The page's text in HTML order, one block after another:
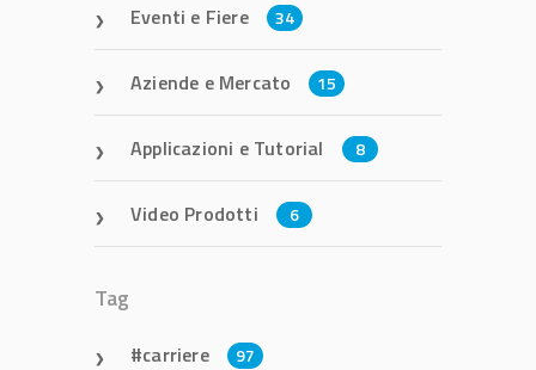
Eventi e Fiere 34
Aziende e Mercato 15
Applicazioni e Tutorial 8
Video Prodotti 6
Tag
carriere 97